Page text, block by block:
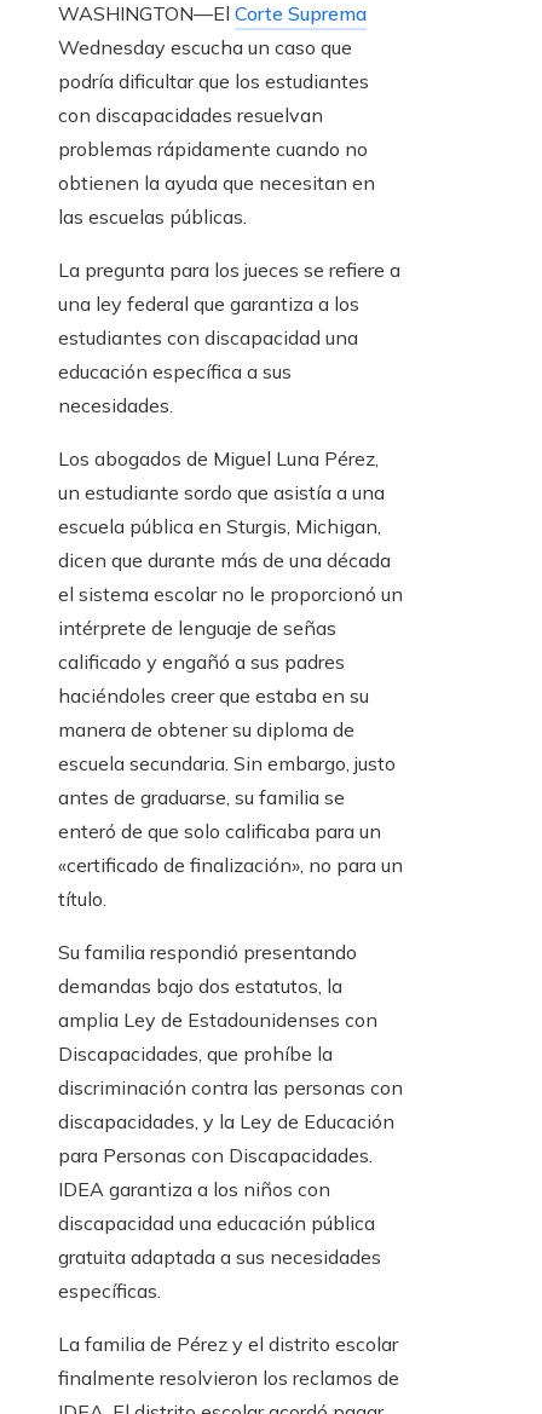
WASHINGTON—El Corte Suprema
Wednesday escucha un caso que
podría dificultar que los estudiantes
con discapacidades resuelvan
problemas rápidamente cuando no
obtienen la ayuda que necesitan en
las escuelas públicas.
La pregunta para los jueces se refiere a
una ley federal que garantiza a los
estudiantes con discapacidad una
educación específica a sus
necesidades.
Los abogados de Miguel Luna Pérez,
un estudiante sordo que asistía a una
escuela pública en Sturgis, Michigan,
dicen que durante más de una década
el sistema escolar no le proporcionó un
intérprete de lenguaje de señas
calificado y engañó a sus padres
haciéndoles creer que estaba en su
manera de obtener su diploma de
escuela secundaria. Sin embargo, justo
antes de graduarse, su familia se
enteró de que solo calificaba para un
«certificado de finalización», no para un
título.
Su familia respondió presentando
demandas bajo dos estatutos, la
amplia Ley de Estadounidenses con
Discapacidades, que prohíbe la
discriminación contra las personas con
discapacidades, y la Ley de Educación
para Personas con Discapacidades.
IDEA garantiza a los niños con
discapacidad una educación pública
gratuita adaptada a sus necesidades
específicas.
La familia de Pérez y el distrito escolar
finalmente resolvieron los reclamos de